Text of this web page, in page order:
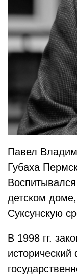
Павел
Губаха
детском
Суксунскую
В 1998 гг.
исторический